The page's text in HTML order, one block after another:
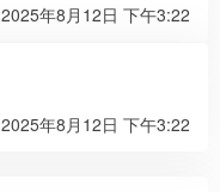
2025年8月12日 下午3:22
2025年8月12日 下午3:22